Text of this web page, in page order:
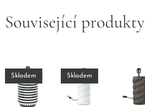
Související produkty
Skladem Skladem